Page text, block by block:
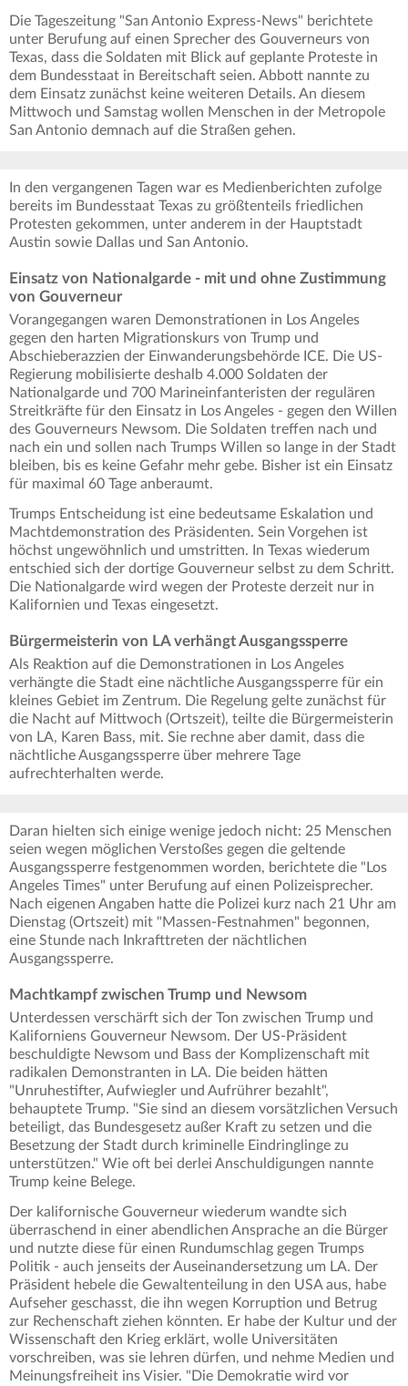
Die Tageszeitung "San Antonio Express-News" berichtete
unter Berufung auf einen Sprecher des Gouverneurs von
Texas, dass die Soldaten mit Blick auf geplante Proteste in
dem Bundesstaat in Bereitschaft seien. Abbott nannte zu
dem Einsatz zunächst keine weiteren Details. An diesem
Mittwoch und Samstag wollen Menschen in der Metropole
San Antonio demnach auf die Straßen gehen.
In den vergangenen Tagen war es Medienberichten zufolge
bereits im Bundesstaat Texas zu größtenteils friedlichen
Protesten gekommen, unter anderem in der Hauptstadt
Austin sowie Dallas und San Antonio.
Einsatz von Nationalgarde - mit und ohne Zustimmung
von Gouverneur
Vorangegangen waren Demonstrationen in Los Angeles
gegen den harten Migrationskurs von Trump und
Abschieberazzien der Einwanderungsbehörde ICE. Die US-
Regierung mobilisierte deshalb 4.000 Soldaten der
Nationalgarde und 700 Marineinfanteristen der regulären
Streitkräfte für den Einsatz in Los Angeles - gegen den Willen
des Gouverneurs Newsom. Die Soldaten treffen nach und
nach ein und sollen nach Trumps Willen so lange in der Stadt
bleiben, bis es keine Gefahr mehr gebe. Bisher ist ein Einsatz
für maximal 60 Tage anberaumt.
Trumps Entscheidung ist eine bedeutsame Eskalation und
Machtdemonstration des Präsidenten. Sein Vorgehen ist
höchst ungewöhnlich und umstritten. In Texas wiederum
entschied sich der dortige Gouverneur selbst zu dem Schritt.
Die Nationalgarde wird wegen der Proteste derzeit nur in
Kalifornien und Texas eingesetzt.
Bürgermeisterin von LA verhängt Ausgangssperre
Als Reaktion auf die Demonstrationen in Los Angeles
verhängte die Stadt eine nächtliche Ausgangssperre für ein
kleines Gebiet im Zentrum. Die Regelung gelte zunächst für
die Nacht auf Mittwoch (Ortszeit), teilte die Bürgermeisterin
von LA, Karen Bass, mit. Sie rechne aber damit, dass die
nächtliche Ausgangssperre über mehrere Tage
aufrechterhalten werde.
Daran hielten sich einige wenige jedoch nicht: 25 Menschen
seien wegen möglichen Verstoßes gegen die geltende
Ausgangssperre festgenommen worden, berichtete die "Los
Angeles Times" unter Berufung auf einen Polizeisprecher.
Nach eigenen Angaben hatte die Polizei kurz nach 21 Uhr am
Dienstag (Ortszeit) mit "Massen-Festnahmen" begonnen,
eine Stunde nach Inkrafttreten der nächtlichen
Ausgangssperre.
Machtkampf zwischen Trump und Newsom
Unterdessen verschärft sich der Ton zwischen Trump und
Kaliforniens Gouverneur Newsom. Der US-Präsident
beschuldigte Newsom und Bass der Komplizenschaft mit
radikalen Demonstranten in LA. Die beiden hätten
"Unruhestifter, Aufwiegler und Aufrührer bezahlt",
behauptete Trump. "Sie sind an diesem vorsätzlichen Versuch
beteiligt, das Bundesgesetz außer Kraft zu setzen und die
Besetzung der Stadt durch kriminelle Eindringlinge zu
unterstützen." Wie oft bei derlei Anschuldigungen nannte
Trump keine Belege.
Der kalifornische Gouverneur wiederum wandte sich
überraschend in einer abendlichen Ansprache an die Bürger
und nutzte diese für einen Rundumschlag gegen Trumps
Politik - auch jenseits der Auseinandersetzung um LA. Der
Präsident hebele die Gewaltenteilung in den USA aus, habe
Aufseher geschasst, die ihn wegen Korruption und Betrug
zur Rechenschaft ziehen könnten. Er habe der Kultur und der
Wissenschaft den Krieg erklärt, wolle Universitäten
vorschreiben, was sie lehren dürfen, und nehme Medien und
Meinungsfreiheit ins Visier. "Die Demokratie wird vor